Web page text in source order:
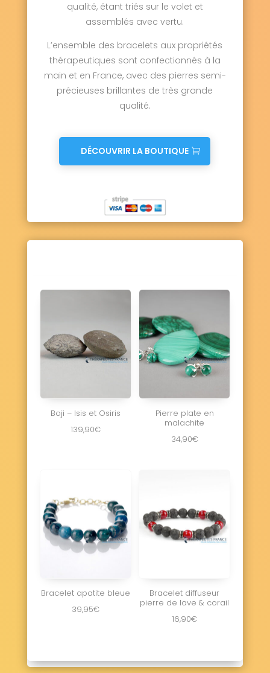
qualité, étant triés sur le volet et
assemblés avec vertu.
L’ensemble des bracelets aux propriétés
thérapeutiques sont confectionnés à la
main et en France, avec des pierres semi-
précieuses brillantes de très grande
qualité.
DÉCOUVRIR LA BOUTIQUE
Boji – Isis et Osiris
139,90€
Pierre plate en
malachite
34,90€
Bracelet apatite bleue
39,95€
Bracelet diffuseur
pierre de lave & corail
16,90€